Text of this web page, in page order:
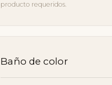
producto requeridos.
Baño de color